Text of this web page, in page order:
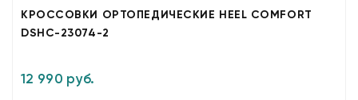
КРОССОВКИ ОРТОПЕДИЧЕСКИЕ HEEL COMFORT
DSHC-23074-2
12 990 руб.